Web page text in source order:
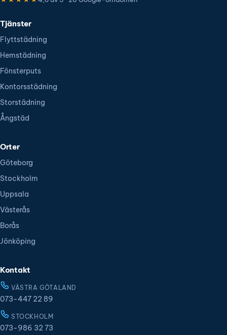
Tjänster
Flyttstädning
Hemstädning
Fönsterputs
Kontorsstädning
Storstädning
Ångstäd
Orter
Göteborg
Stockholm
Uppsala
Västerås
Borås
Jönköping
Kontakt
VÄSTRA GÖTALAND
073-447 22 89
STOCKHOLM
073-986 32 73